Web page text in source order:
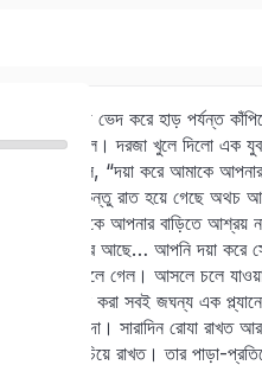
জামাকাপড় ভেদ করে হাড় পর্যন্ত
কড়া নাড়ল। দরজা খুলে দিলো এক
চেঁচিয়ে বলল, “দয়া করে আমাকে
পারব। কিন্তু রাত হয়ে গেছে
যদি আমাকে আপনার বাড়িতে আশ্রয়
অনেক বাড়িঘর আছে… আপনি দয়া করে
মেয়েটি চলে গেল। আসলে চলে
আশ্রয় প্রার্থনা করা সবই জঘন্য এক
বান্দা। সারাদিন রোযা
সযত্নে বাঁচিয়ে রাখত। তার পাড়া-
Sign in Sign up
Sign in
Don’t have an account?Sign